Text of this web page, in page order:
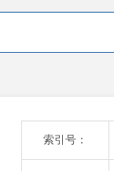
索引号：